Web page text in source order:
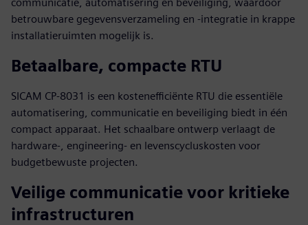
betrouwbare gegevensverzameling en -integratie in krappe
installatieruimten mogelijk is.
Betaalbare, compacte RTU
SICAM CP-8031 is een kostenefficiënte RTU die essentiële
automatisering, communicatie en beveiliging biedt in één
compact apparaat. Het schaalbare ontwerp verlaagt de
hardware-, engineering- en levenscycluskosten voor
budgetbewuste projecten.
Veilige communicatie voor kritieke
infrastructuren